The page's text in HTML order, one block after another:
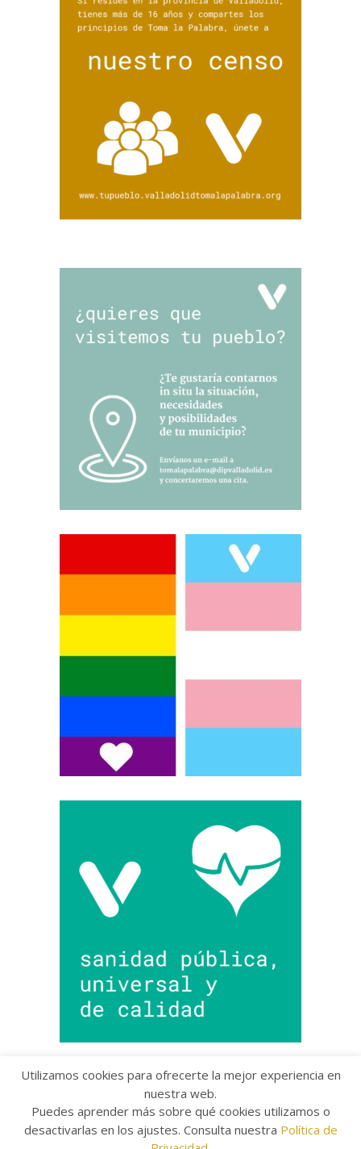
Copyright © 2022 Grupo Provincial Toma la Palabra
Aviso legal /Política de Privacidad/Política de
Utilizamos cookies para ofrecerte la mejor experiencia en
nuestra web.
Puedes aprender más sobre qué cookies utilizamos o
desactivarlas en los ajustes. Consulta nuestra Política de